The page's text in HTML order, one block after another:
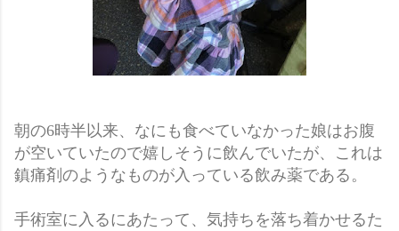
朝の6時半以来、なにも食べていなかった娘はお腹
が空いていたので嬉しそうに飲んでいたが、これは
鎮痛剤のようなものが入っている飲み薬である。
手術室に入るにあたって、気持ちを落ち着かせるた